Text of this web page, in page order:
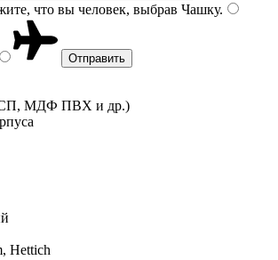
что вы человек, выбрав Чашку.
МДФ ПВХ и др.)
Hettich